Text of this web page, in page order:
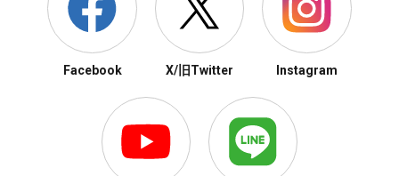
Facebook X/旧Twitter Instagram